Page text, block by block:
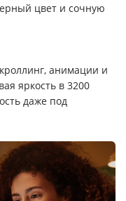
цвет и сочную
анимации и
яркость в 3200
даже под